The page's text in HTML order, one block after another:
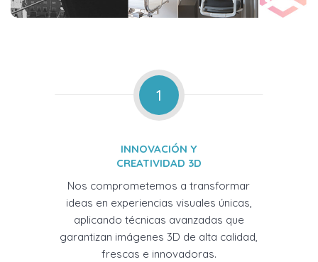
1
INNOVACIÓN Y
CREATIVIDAD 3D
Nos comprometemos a transformar
ideas en experiencias visuales únicas,
aplicando técnicas avanzadas que
garantizan imágenes 3D de alta calidad,
frescas e innovadoras.